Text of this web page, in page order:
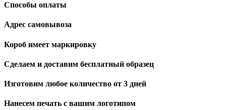
Способы оплаты
Адрес самовывоза
Короб имеет маркировку
Сделаем и доставим бесплатный образец
Изготовим любое количество от 3 дней
Нанесем печать с вашим логотипом